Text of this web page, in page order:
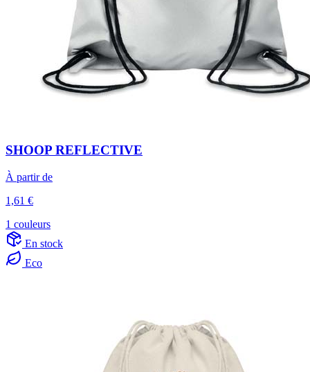
SHOOP REFLECTIVE
À partir de
1,61 €
1 couleurs
En stock
Eco